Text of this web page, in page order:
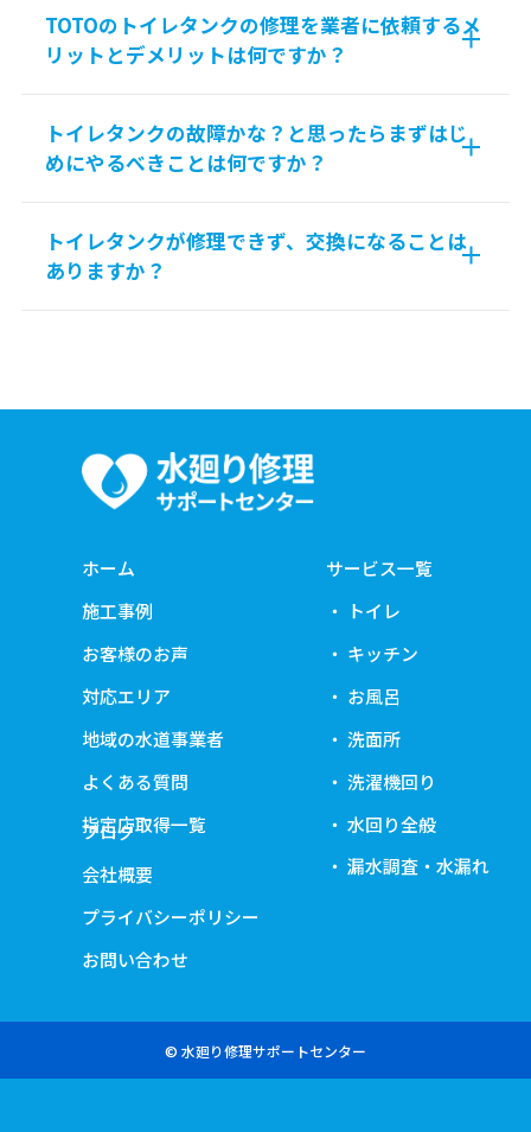
TOTOのトイレタンクの修理を業者に依頼するメ
リットとデメリットは何ですか？
トイレタンクの故障かな？と思ったらまずはじ
めにやるべきことは何ですか？
トイレタンクが修理できず、交換になることは
ありますか？
ホーム
施工事例
お客様のお声
対応エリア
地域の水道事業者
よくある質問
指定店取得一覧
サービス一覧
トイレ
キッチン
お風呂
洗面所
洗濯機回り
水回り全般
漏水調査・水漏れ
ブログ
会社概要
プライバシーポリシー
お問い合わせ
© 水廻り修理サポートセンター